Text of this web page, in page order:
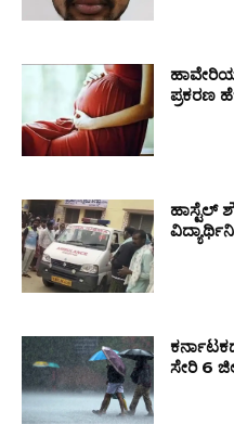
ಪ್ರಕರಣ
ಹಾಸ್ಟೆಲ್
ಸೇರಿ 6